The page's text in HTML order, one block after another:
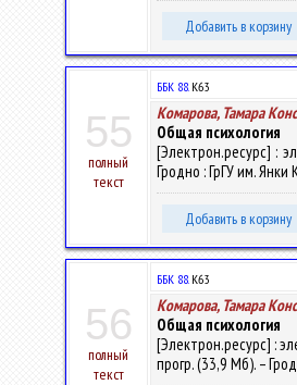
Добавить в корзину
55
полный
текст
ББК 88.К63
Комарова, Тамара
Общая психология
[Электрон.ресурс] :
Гродно : ГрГУ им.
Добавить в корзину
56
полный
текст
ББК 88.К63
Комарова, Тамара
Общая психология
[Электрон.ресурс] :
прогр. (33,9 Мб). –